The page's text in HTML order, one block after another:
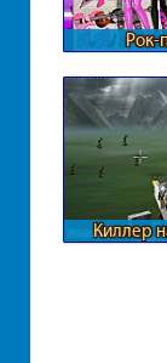
Рок-
Киллер